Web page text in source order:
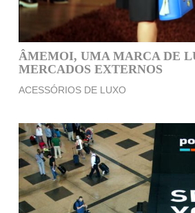
ÂMEMOI, UMA MARCA DE
MERCADOS EXTERNOS
ACESSÓRIOS DE LUXO